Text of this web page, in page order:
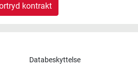
kontrakt
Databeskyttelse